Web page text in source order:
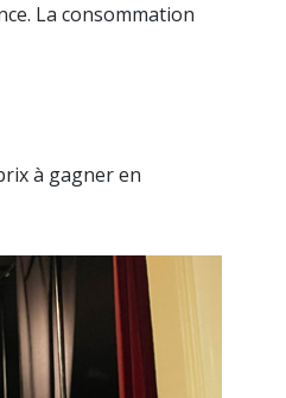
La consommation
à gagner en